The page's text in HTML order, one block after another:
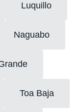
Luquillo
Naguabo
Toa Baja